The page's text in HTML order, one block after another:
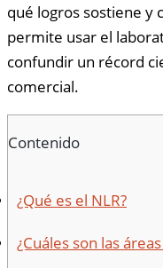
qué logros sostiene y
permite usar el
confundir un récord
comercial.
Contenido
¿Qué es el NLR?
¿Cuáles son las